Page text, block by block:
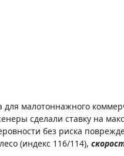
малотоннажного
сделали ставку на
без риска
(индекс 116/114),